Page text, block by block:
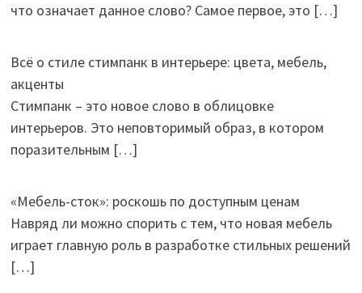
что означает данное слово? Самое первое, это […]
Всё о стиле стимпанк в интерьере: цвета, мебель,
акценты
Стимпанк – это новое слово в облицовке
интерьеров. Это неповторимый образ, в котором
поразительным […]
«Мебель-сток»: роскошь по доступным ценам
Навряд ли можно спорить с тем, что новая мебель
играет главную роль в разработке стильных решений
[…]